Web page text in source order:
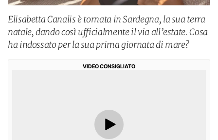
Elisabetta Canalis è tornata in Sardegna, la sua terra
natale, dando così ufficialmente il via all’estate. Cosa
ha indossato per la sua prima giornata di mare?
VIDEO CONSIGLIATO